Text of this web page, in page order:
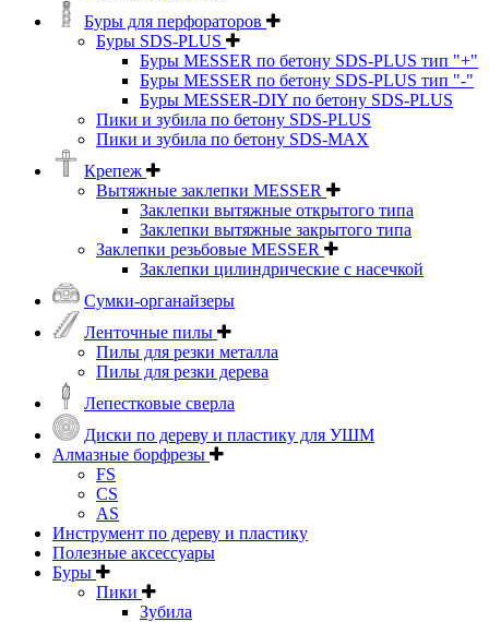
Буры для перфораторов
Буры SDS-PLUS
Буры MESSER по бетону SDS-PLUS тип "+"
Буры MESSER по бетону SDS-PLUS тип "-"
Буры MESSER-DIY по бетону SDS-PLUS
Пики и зубила по бетону SDS-PLUS
Пики и зубила по бетону SDS-MAX
Крепеж
Вытяжные заклепки MESSER
Заклепки вытяжные открытого типа
Заклепки вытяжные закрытого типа
Заклепки резьбовые MESSER
Заклепки цилиндрические с насечкой
Сумки-органайзеры
Ленточные пилы
Пилы для резки металла
Пилы для резки дерева
Лепестковые сверла
Диски по дереву и пластику для УШМ
Алмазные борфрезы
FS
CS
AS
Инструмент по дереву и пластику
Полезные аксессуары
Буры
Пики
Зубила